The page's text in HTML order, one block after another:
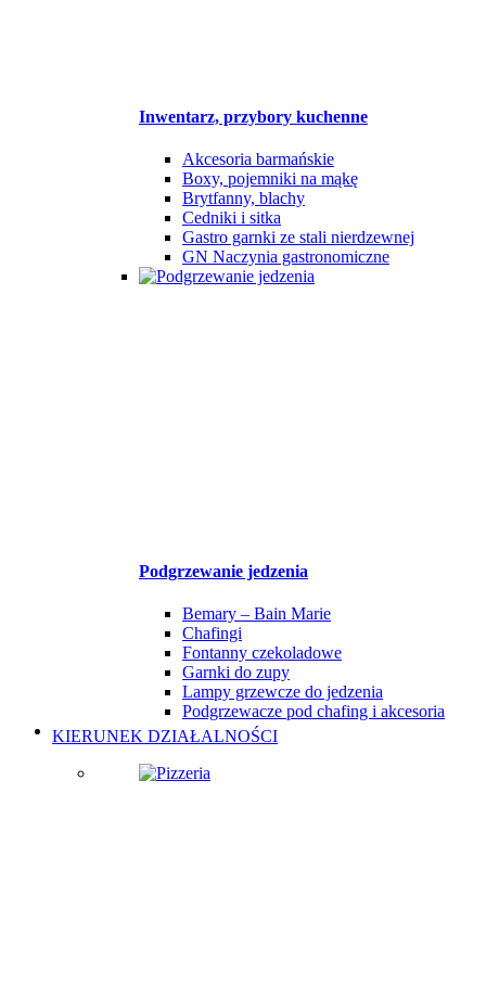
Inwentarz, przybory kuchenne
Akcesoria barmańskie
Boxy, pojemniki na mąkę
Brytfanny, blachy
Cedniki i sitka
Gastro garnki ze stali nierdzewnej
GN Naczynia gastronomiczne
Podgrzewanie jedzenia
Bemary – Bain Marie
Chafingi
Fontanny czekoladowe
Garnki do zupy
Lampy grzewcze do jedzenia
Podgrzewacze pod chafing i akcesoria
KIERUNEK DZIAŁALNOŚCI